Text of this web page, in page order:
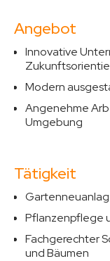
Angebot
Innovative
Modern
Angenehme
Umgebung
Tätigkeit
Pflanzenpflege
Fachgerechter
und Bäumen